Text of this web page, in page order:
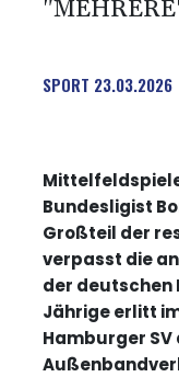
SPORT 23.03.2026
Bundesligist
Großteil der
verpasst die
der deutschen
Jährige erlitt
Hamburger